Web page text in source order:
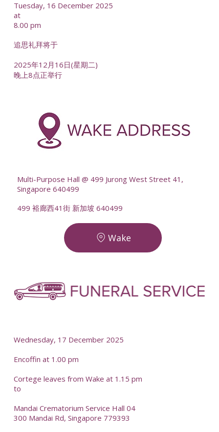
Tuesday, 16 December 2025
at
8.00 pm
追思礼拜将于
2025年12月16日(星期二)
晚上8点正举行
Multi-Purpose Hall @ 499 Jurong West Street 41,
Singapore 640499
499 裕廊西41街 新加坡 640499
Wake
Wednesday, 17 December 2025
Encoffin at 1.00 pm
Cortege leaves from Wake at 1.15 pm
to
Mandai Crematorium Service Hall 04
300 Mandai Rd, Singapore 779393